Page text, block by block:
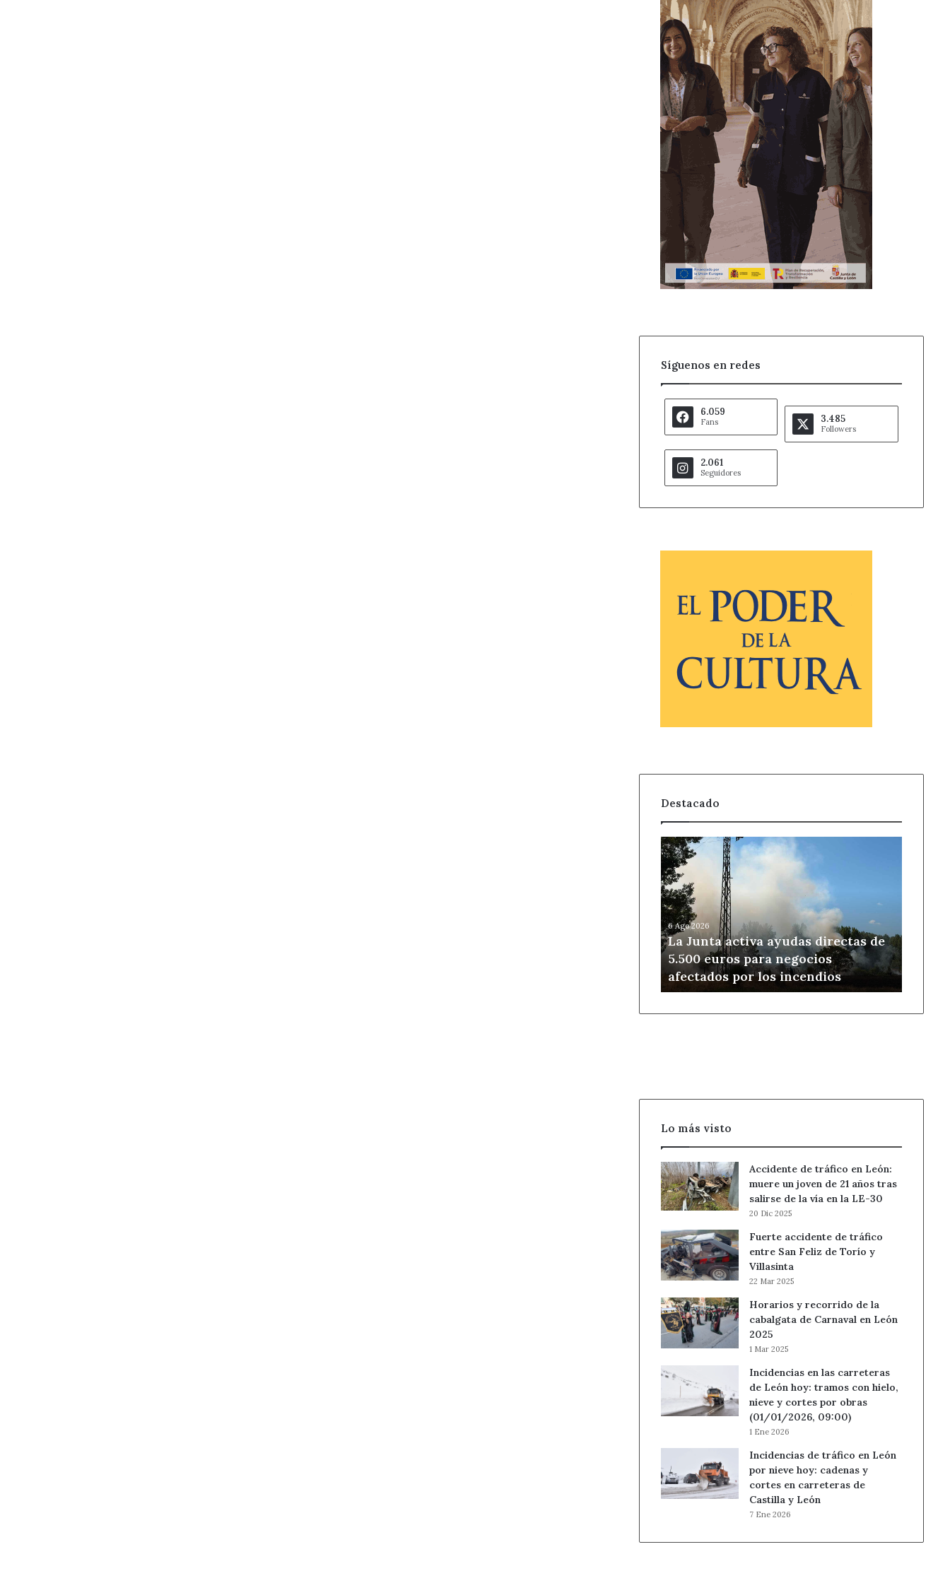
Síguenos en redes
6.059
Fans 3.485
Followers
2.061
Seguidores
Destacado
La
Junta
activa
ayudas
directas
de
5.500
euros
para
negocios
afectados
6 Ago 2026
La Junta activa ayudas directas de
5.500 euros para negocios
afectados por los incendios
Lo más visto
Accidente de tráfico en León:
muere un joven de 21 años tras
salirse de la vía en la LE-30
20 Dic 2025
Fuerte accidente de tráfico
entre San Feliz de Torío y
Villasinta
22 Mar 2025
Horarios y recorrido de la
cabalgata de Carnaval en León
2025
1 Mar 2025
Incidencias en las carreteras
de León hoy: tramos con hielo,
nieve y cortes por obras
(01/01/2026, 09:00)
1 Ene 2026
Incidencias de tráfico en León
por nieve hoy: cadenas y
cortes en carreteras de
Castilla y León
7 Ene 2026